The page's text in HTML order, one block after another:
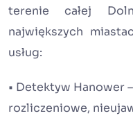
terenie całej
największych
usług:
• Detektyw Hanower
rozliczeniowe,